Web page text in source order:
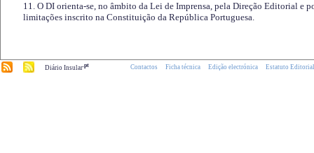
11. O DI orienta-se, no âmbito da Lei de Imprensa, pela Direção Editorial e
limitações inscrito na Constituição da República Portuguesa.
Diário Insular.pt Contactos Ficha técnica Edição electrónica Estatuto Editorial